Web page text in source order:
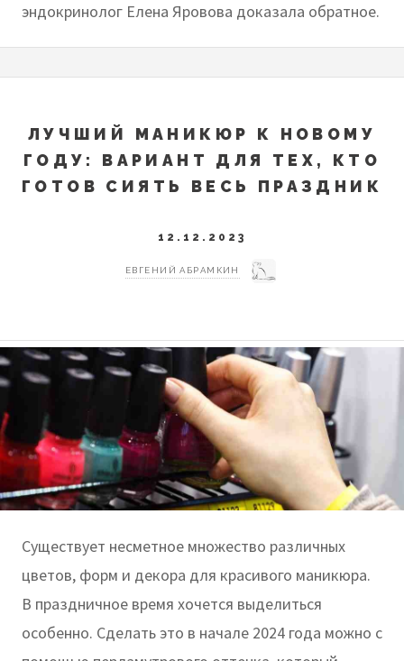
эндокринолог Елена Яровова доказала обратное.
ЛУЧШИЙ МАНИКЮР К НОВОМУ
ГОДУ: ВАРИАНТ ДЛЯ ТЕХ, КТО
ГОТОВ СИЯТЬ ВЕСЬ ПРАЗДНИК
12.12.2023
ЕВГЕНИЙ АБРАМКИН
Существует несметное множество различных
цветов, форм и декора для красивого маникюра.
В праздничное время хочется выделиться
особенно. Сделать это в начале 2024 года можно с